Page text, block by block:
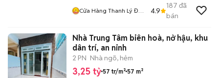
Cửa Hàng Thanh Lý Đồ
4.9
187 đã
bán
Nhà Trung Tâm biên hoà, nở hậu, khu
dân trí, an ninh
2 PN Nhà ngõ, hẻm
3,25 tỷ 57 tr/m² 57 m²